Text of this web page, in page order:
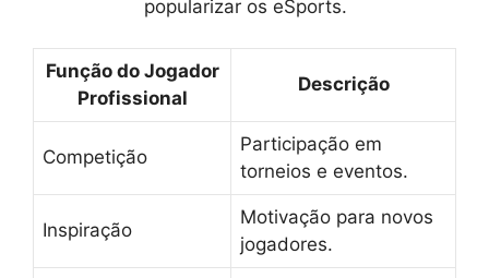
popularizar os eSports.
Função do Jogador
Profissional
Descrição
Competição
Participação em
torneios e eventos.
Inspiração
Motivação para novos
jogadores.